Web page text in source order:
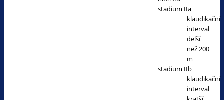
stadium IIa
klaudikační
interval
delší
než 200
m
stadium IIb
klaudikační
interval